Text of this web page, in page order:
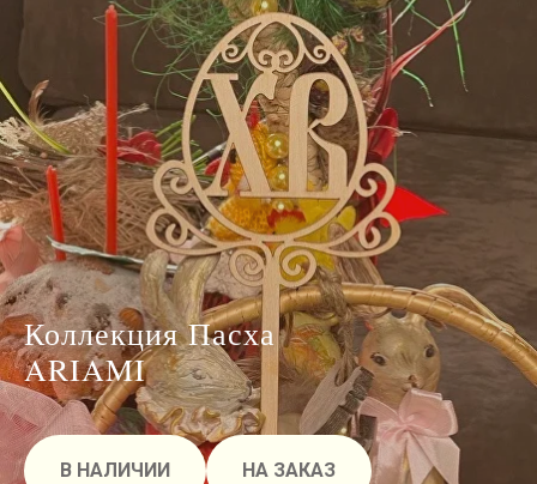
Коллекция Пасха
ARIAMI
В НАЛИЧИИ НА ЗАКАЗ